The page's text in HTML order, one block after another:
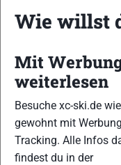
35
Wie willst
Mit
weiterlesen
Besuche xc-ski.de wie
gewohnt mit
Tracking. Alle Infos
findest du in der